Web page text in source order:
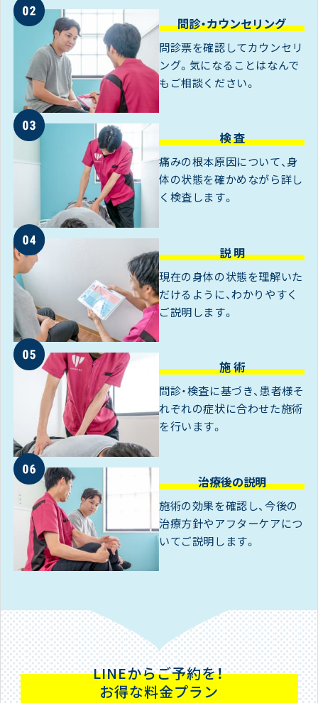
問診・カウンセリング
問診票を確認してカウンセリ
ング。気になることはなんで
もご相談ください。
検 査
痛みの根本原因について、身
体の状態を確かめながら詳し
く検査します。
説 明
現在の身体の状態を理解いた
だけるように、わかりやすく
ご説明します。
施 術
問診・検査に基づき、患者様そ
れぞれの症状に合わせた施術
を行います。
治療後の説明
施術の効果を確認し、今後の
治療方針やアフターケアにつ
いてご説明します。
LINEからご予約を！
お得な料金プラン